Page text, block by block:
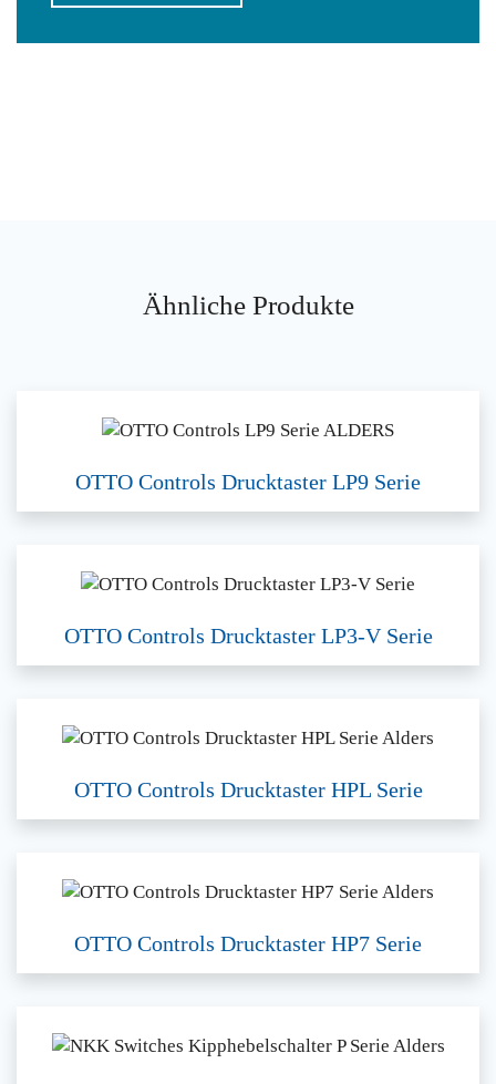
Ähnliche Produkte
OTTO Controls Drucktaster LP9 Serie
OTTO Controls Drucktaster LP3-V Serie
OTTO Controls Drucktaster HPL Serie
OTTO Controls Drucktaster HP7 Serie